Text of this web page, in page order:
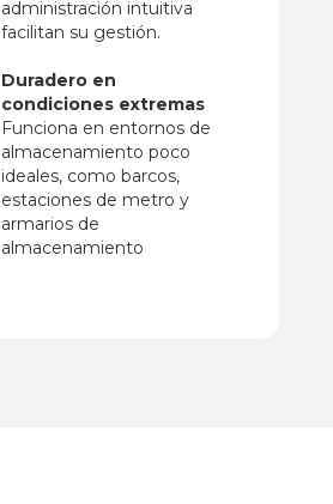
administración intuitiva
facilitan su gestión.
Duradero en
condiciones extremas
Funciona en entornos de
almacenamiento poco
ideales, como barcos,
estaciones de metro y
armarios de
almacenamiento